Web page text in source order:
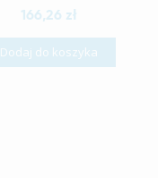
166,26 zł
Dodaj do koszyka